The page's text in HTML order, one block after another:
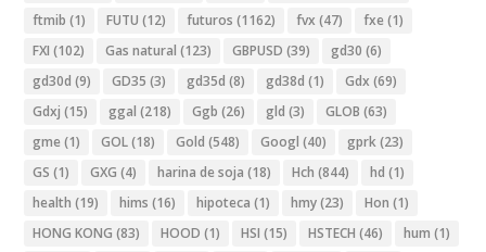
ftmib (1) FUTU (12) futuros (1162) fvx (47) fxe (1)
FXI (102) Gas natural (123) GBPUSD (39) gd30 (6)
gd30d (9) GD35 (3) gd35d (8) gd38d (1) Gdx (69)
Gdxj (15) ggal (218) Ggb (26) gld (3) GLOB (63)
gme (1) GOL(18) Gold (548) Googl (40) gprk(23)
GS (1) GXG (4) harina de soja (18) Hch (844) hd (1)
health (19) hims (16) hipoteca (1) hmy(23) Hon (1)
HONG KONG (83) HOOD (1) HSI (15) HSTECH (46) hum (1)